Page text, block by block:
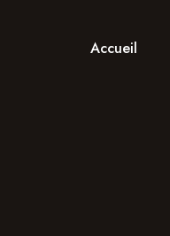
Accueil